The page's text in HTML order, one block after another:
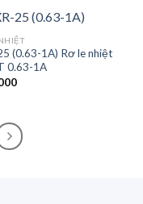
(0.63-1A) Rơ le nhiệt
0.63-1A